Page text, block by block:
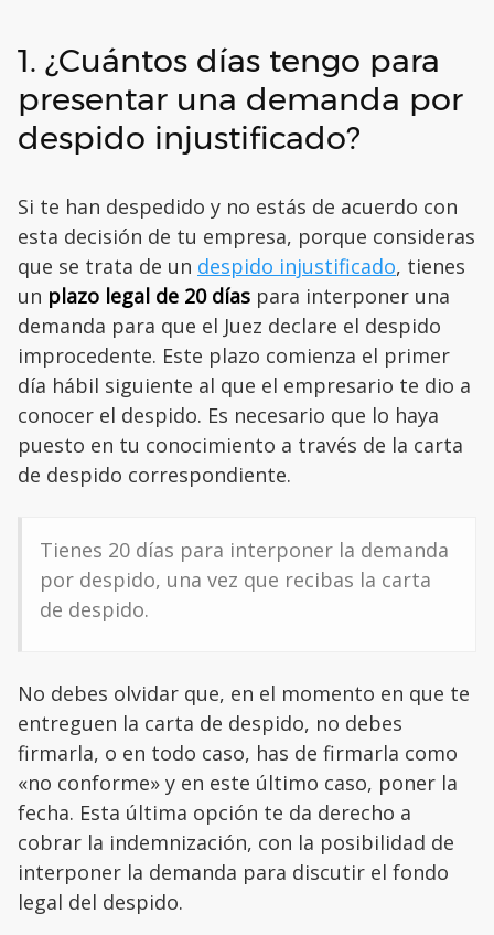
1. ¿Cuántos días tengo para
presentar una demanda por
despido injustificado?
Si te han despedido y no estás de acuerdo con
esta decisión de tu empresa, porque consideras
que se trata de un despido injustificado, tienes
un plazo legal de 20 días para interponer una
demanda para que el Juez declare el despido
improcedente. Este plazo comienza el primer
día hábil siguiente al que el empresario te dio a
conocer el despido. Es necesario que lo haya
puesto en tu conocimiento a través de la carta
de despido correspondiente.
Tienes 20 días para interponer la demanda
por despido, una vez que recibas la carta
de despido.
No debes olvidar que, en el momento en que te
entreguen la carta de despido, no debes
firmarla, o en todo caso, has de firmarla como
«no conforme» y en este último caso, poner la
fecha. Esta última opción te da derecho a
cobrar la indemnización, con la posibilidad de
interponer la demanda para discutir el fondo
legal del despido.